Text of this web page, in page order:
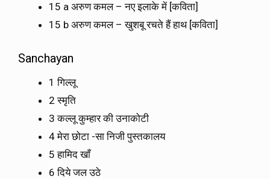
15 a अरुण कमल – नए इलाके में [कविता]
15 b अरुण कमल – खुशबू रचते हैं हाथ [कविता]
Sanchayan
1 गिल्लू
2 स्मृति
3 कल्लू कुम्हार की उनाकोटी
4 मेरा छोटा -सा निजी पुस्तकालय
5 हामिद खाँ
6 दिये जल उठे